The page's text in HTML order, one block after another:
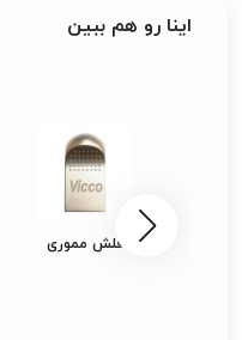
اینا رو هم ببین
فلش مموری